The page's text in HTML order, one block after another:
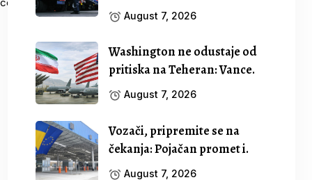
August 7, 2026
Washington ne odustaje od
pritiska na Teheran: Vance.
August 7, 2026
Vozači, pripremite se na
čekanja: Pojačan promet i.
August 7, 2026